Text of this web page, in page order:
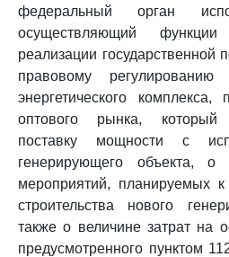
федеральный орган
осуществляющий
реализации государственной
правовому
энергетического комплекса,
оптового рынка, который
поставку мощности с
генерирующего объекта,
мероприятий, планируемых
строительства нового
также о величине затрат на
предусмотренного пунктом